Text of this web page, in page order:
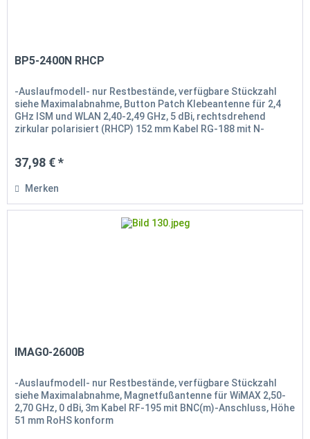
BP5-2400N RHCP
-Auslaufmodell- nur Restbestände, verfügbare Stückzahl
siehe Maximalabnahme, Button Patch Klebeantenne für 2,4
GHz ISM und WLAN 2,40-2,49 GHz, 5 dBi, rechtsdrehend
zirkular polarisiert (RHCP) 152 mm Kabel RG-188 mit N-
37,98 € *
Merken
IMAG0-2600B
-Auslaufmodell- nur Restbestände, verfügbare Stückzahl
siehe Maximalabnahme, Magnetfußantenne für WiMAX 2,50-
2,70 GHz, 0 dBi, 3m Kabel RF-195 mit BNC(m)-Anschluss, Höhe
51 mm RoHS konform